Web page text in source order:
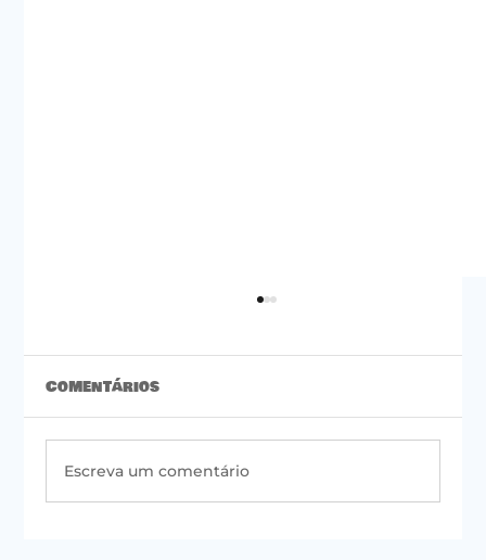
Comentários
Escreva um comentário